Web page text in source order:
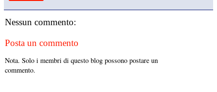
Nessun commento:
Posta un commento
Nota. Solo i membri di questo blog possono postare un
commento.